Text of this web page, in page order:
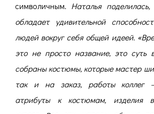
символичным. Наталья
обладает удивительной
людей вокруг себя общей идеей.
это не просто название, это суть
собраны костюмы, которые мастер
так и на заказ, работы коллег
атрибуты к костюмам, изделия